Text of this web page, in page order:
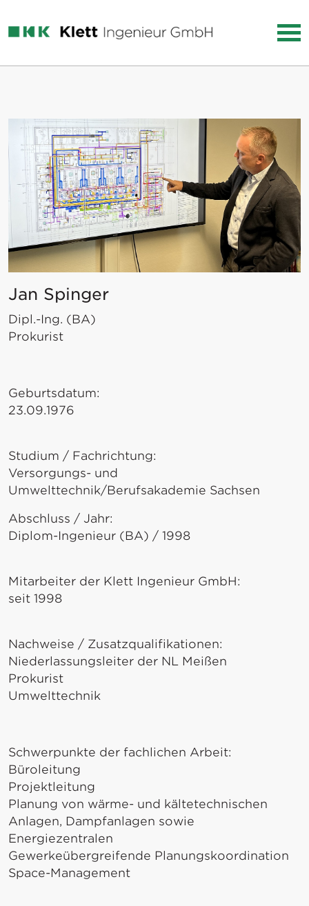
Jan Spinger
Dipl.-Ing. (BA)
Prokurist
Geburtsdatum:
23.09.1976
Studium / Fachrichtung:
Versorgungs- und
Umwelttechnik/Berufsakademie Sachsen
Abschluss / Jahr:
Diplom-Ingenieur (BA) / 1998
Mitarbeiter der Klett Ingenieur GmbH:
seit 1998
Nachweise / Zusatzqualifikationen:
Niederlassungsleiter der NL Meißen
Prokurist
Umwelttechnik
Schwerpunkte der fachlichen Arbeit:
Büroleitung
Projektleitung
Planung von wärme- und kältetechnischen
Anlagen, Dampfanlagen sowie
Energiezentralen
Gewerkeübergreifende Planungskoordination
Space-Management